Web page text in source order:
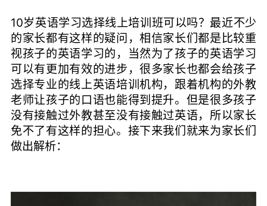
10岁英语学习选择线上培训班可以吗？最近不少
的家长都有这样的疑问，相信家长们都是比较重
视孩子的英语学习的，当然为了孩子的英语学习
可以有更加有效的进步，很多家长也都会给孩子
选择专业的线上英语培训机构，跟着机构的外教
老师让孩子的口语也能得到提升。但是很多孩子
没有接触过外教甚至没有接触过英语，所以家长
免不了有这样的担心。接下来我们就来为家长们
做出解析：